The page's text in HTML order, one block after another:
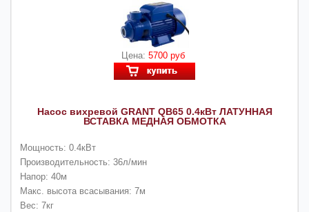
Цена: 5700 руб
Насос вихревой GRANT QB65 0.4кВт ЛАТУННАЯ
ВСТАВКА МЕДНАЯ ОБМОТКА
Мощность: 0.4кВт
Производительность: 36л/мин
Напор: 40м
Макс. высота всасывания: 7м
Вес: 7кг